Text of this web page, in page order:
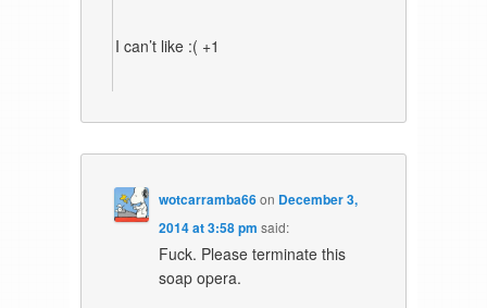
I can’t like :( +1
wotcarramba66on December 3,
2014 at 3:58 pm said:
Fuck. Please terminate this
soap opera.